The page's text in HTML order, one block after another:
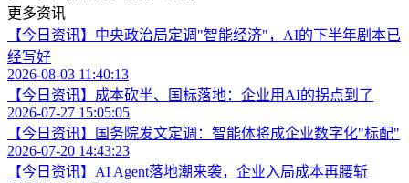
更多资讯
【今日资讯】中央政治局定调"智能经济"，AI的下半年剧本已
经写好
2026-08-03 11:40:13
【今日资讯】成本砍半、国标落地：企业用AI的拐点到了
2026-07-27 15:05:05
【今日资讯】国务院发文定调：智能体将成企业数字化"标配"
2026-07-20 14:43:23
【今日资讯】AI Agent落地潮来袭，企业入局成本再腰斩